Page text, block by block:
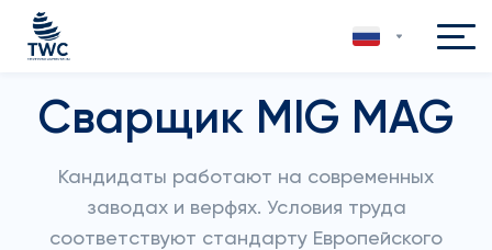
Сварщик MIG MAG
Кандидаты работают на современных
заводах и верфях. Условия труда
соответствуют стандарту Европейского